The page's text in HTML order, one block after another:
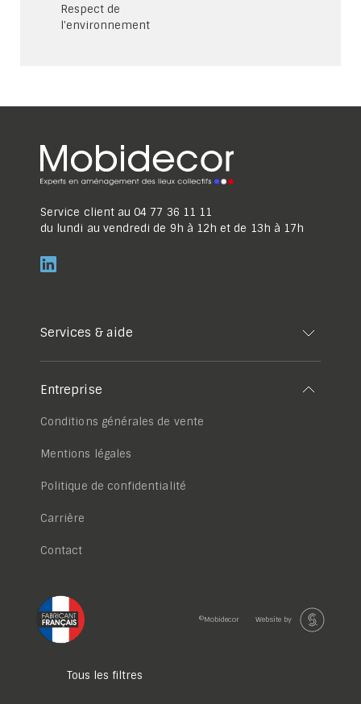
Tous les filtres
Respect de
l'environnement
Service client au 04 77 36 11 11
du lundi au vendredi de 9h à 12h et de 13h à 17h
Services & aide
Entreprise
Conditions générales de vente
Mentions légales
Politique de confidentialité
Carrière
Contact
©Mobidecor Website by